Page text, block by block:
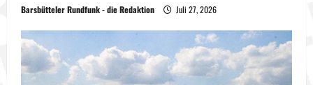
Barsbütteler Rundfunk - die Redaktion Juli 27, 2026